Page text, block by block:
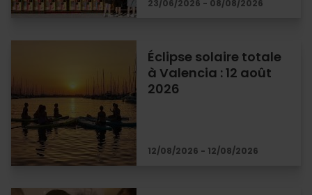
23/06/2026 - 08/08/2026
Éclipse solaire totale
à Valencia : 12 août
2026
12/08/2026 - 12/08/2026